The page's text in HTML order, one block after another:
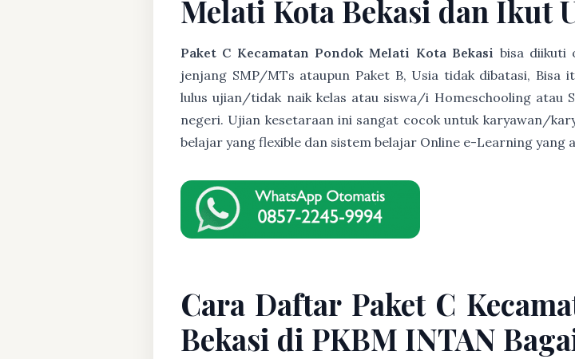
Melati Kota Bekasi dan Ikut
Paket C Kecamatan Pondok Melati Kota Bekasi bisa diikuti
jenjang SMP/MTs ataupun Paket B, Usia tidak dibatasi,
lulus ujian/tidak naik kelas atau siswa/i Homeschooling atau
negeri. Ujian kesetaraan ini sangat cocok untuk karyawan/
belajar yang flexible dan sistem belajar Online e-Learning yang
Cara Daftar Paket C
Bekasi di PKBM INTAN